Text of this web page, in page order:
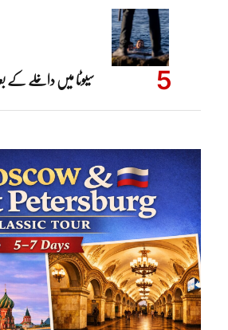
سیوٹا میں داخلے کے بعد تقریباً 60